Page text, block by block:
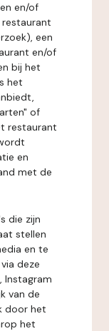
en/of
een
en/of
bij het
het
of
restaurant
en
met de
die zijn
stellen
en te
deze
Instagram
van de
door het
het